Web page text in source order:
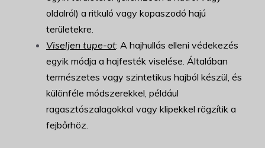
oldalról) a ritkuló vagy kopaszodó hajú
területekre.
Viseljen tupe-ot: A hajhullás elleni védekezés
egyik módja a hajfesték viselése. Általában
természetes vagy szintetikus hajból készül, és
különféle módszerekkel, például
ragasztószalagokkal vagy klipekkel rögzítik a
fejbőrhöz.